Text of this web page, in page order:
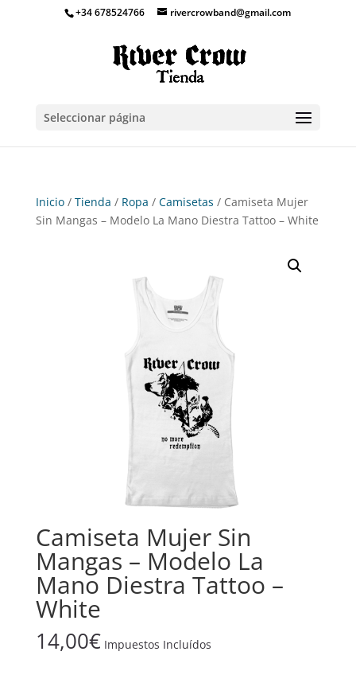
+34 678524766 rivercrowband@gmail.com
Seleccionar página
Inicio/ Tienda / Ropa / Camisetas / Camiseta Mujer
Sin Mangas – Modelo La Mano Diestra Tattoo – White
Camiseta Mujer Sin
Mangas – Modelo La
Mano Diestra Tattoo –
White
14,00€ Impuestos Incluídos